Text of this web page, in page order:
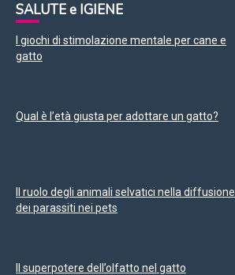
SALUTE e IGIENE
I giochi di stimolazione mentale per cane e
gatto
Qual è l’età giusta per adottare un gatto?
Il ruolo degli animali selvatici nella diffusione
dei parassiti nei pets
Il superpotere dell’olfatto nel gatto